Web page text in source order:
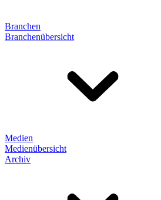
Branchen
Branchenübersicht
Medien
Medienübersicht
Archiv